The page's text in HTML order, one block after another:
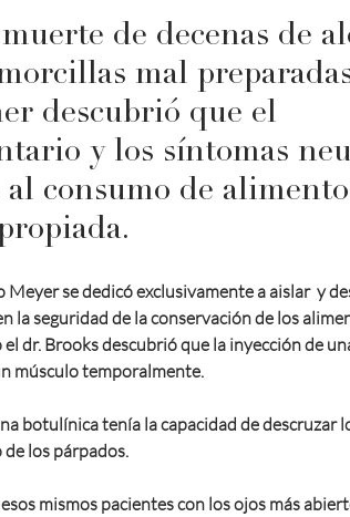
de decenas de
mal
descubrió que el
y los síntomas
consumo de
se dedicó exclusivamente a aislar  y
la seguridad de la conservación de los
dr. Brooks descubrió que la inyección de
músculo temporalmente.
botulínica tenía la capacidad de descruzar
los párpados.
mismos pacientes con los ojos más